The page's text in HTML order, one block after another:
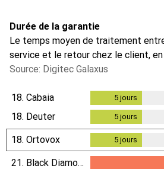
Durée de la garantie
Le temps moyen de traitement
service et le retour chez le client, en
Source: Digitec Galaxus
18. Cabaia 5jours
18. Deuter 5jours
18. Ortovox 5jours
21. Black Diamond